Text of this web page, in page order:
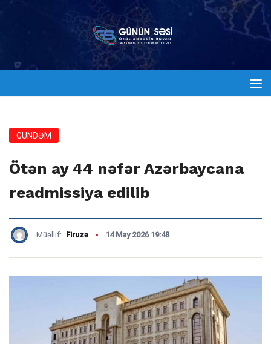
GÜNDƏM
Ötən ay 44 nəfər Azərbaycana
readmissiya edilib
Müəllif: Firuzə 14 May 2026 19:48